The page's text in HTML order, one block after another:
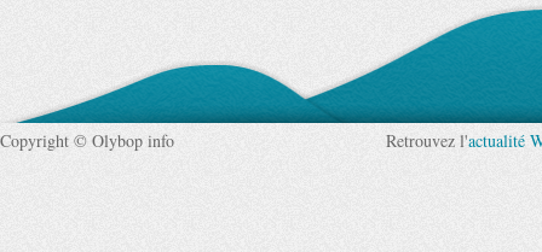
Copyright © Olybop info Retrouvez l'actualité